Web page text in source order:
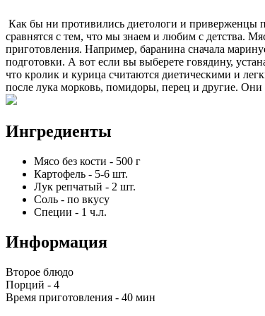
Как бы ни противились диетологи и приверженцы
сравнятся с тем, что мы знаем и любим с детства.
приготовления. Например, баранина сначала
подготовки. А вот если вы выберете говядину,
что кролик и курица считаются диетическими и
после лука морковь, помидоры, перец и другие. Они
Ингредиенты
Мясо без кости - 500 г
Картофель - 5-6 шт.
Лук репчатый - 2 шт.
Соль - по вкусу
Специи - 1 ч.л.
Информация
Второе блюдо
Порций - 4
Время приготовления - 40 мин